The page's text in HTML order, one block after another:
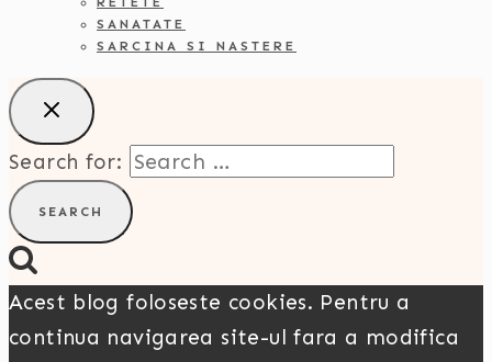
SANATATE
SARCINA SI NASTERE
Search for:
Acest blog foloseste cookies. Pentru a
continua navigarea site-ul fara a modifica